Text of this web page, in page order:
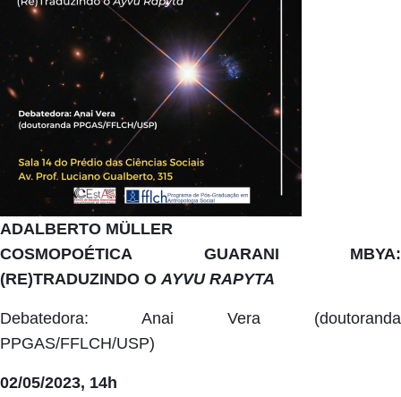
ADALBERTO MÜLLER
COSMOPOÉTICA GUARANI MBYA:
(RE)TRADUZINDO O AYVU RAPYTA
Debatedora: Anai Vera (doutoranda
PPGAS/FFLCH/USP)
02/05/2023, 14h